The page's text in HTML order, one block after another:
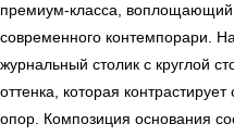
премиум-класса, воплощающий
современного контемпорари.
журнальный столик с круглой
оттенка, которая
опор. Композиция основания